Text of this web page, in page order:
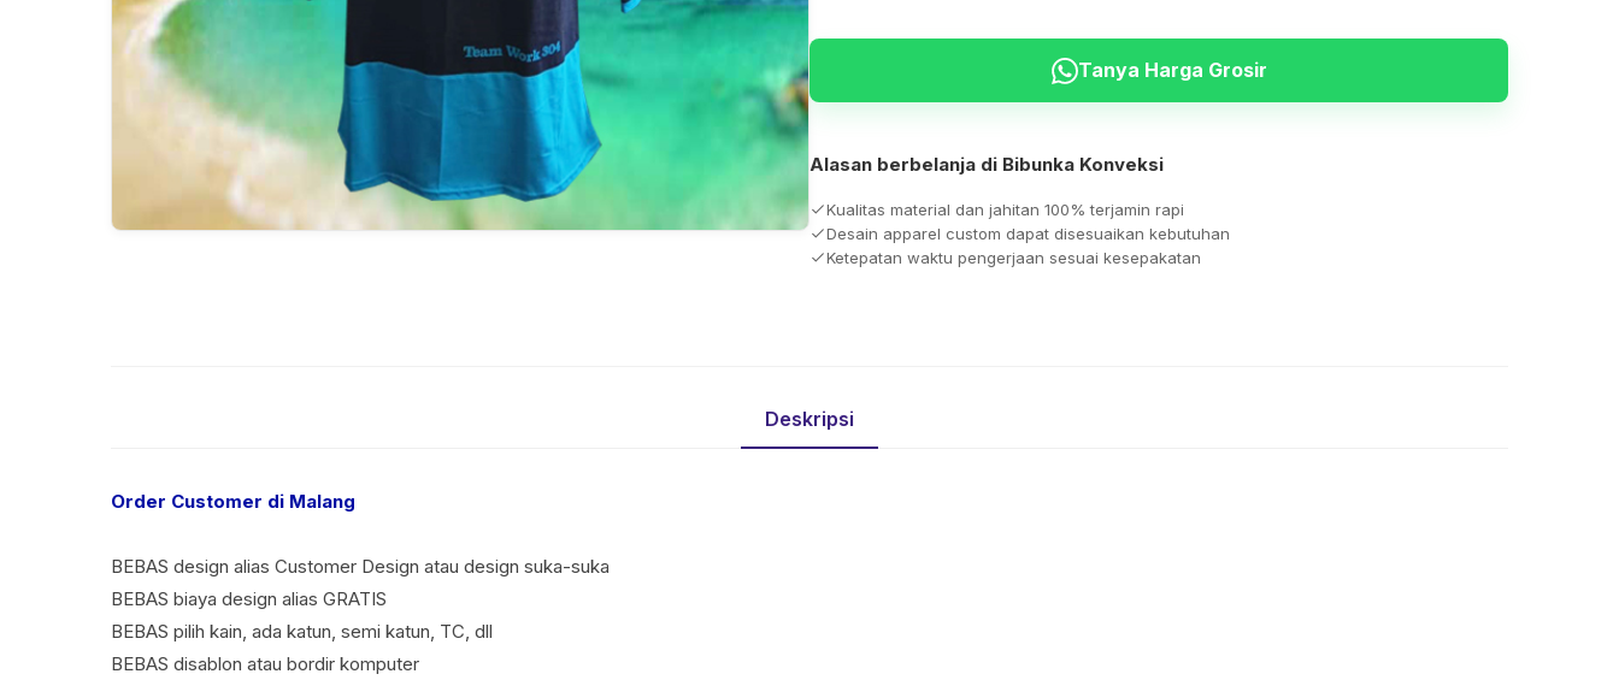
Tanya Harga Grosir
Alasan berbelanja di Bibunka Konveksi
Kualitas material dan jahitan 100% terjamin rapi
Desain apparel custom dapat disesuaikan kebutuhan
Ketepatan waktu pengerjaan sesuai kesepakatan
Deskripsi
Order Customer di Malang
BEBAS design alias Customer Design atau design suka-suka
BEBAS biaya design alias GRATIS
BEBAS pilih kain, ada katun, semi katun, TC, dll
BEBAS disablon atau bordir komputer